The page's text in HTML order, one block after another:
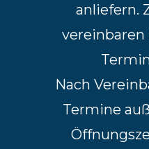
anliefern.
Nach
Termine